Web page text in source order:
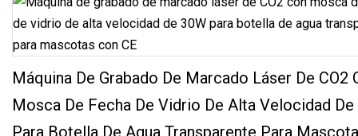
Máquina De Grabado De Marcado Láser De CO2
Mosca De Fecha De Vidrio De Alta Velocidad De
Para Botella De Agua Transparente Para